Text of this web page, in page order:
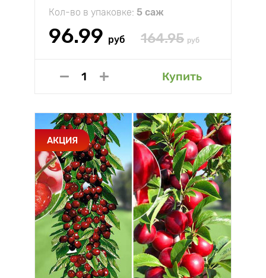
саженцев
Кол-во в упаковке: 5 саж
96.99 руб 164.95 руб
Купить
АКЦИЯ